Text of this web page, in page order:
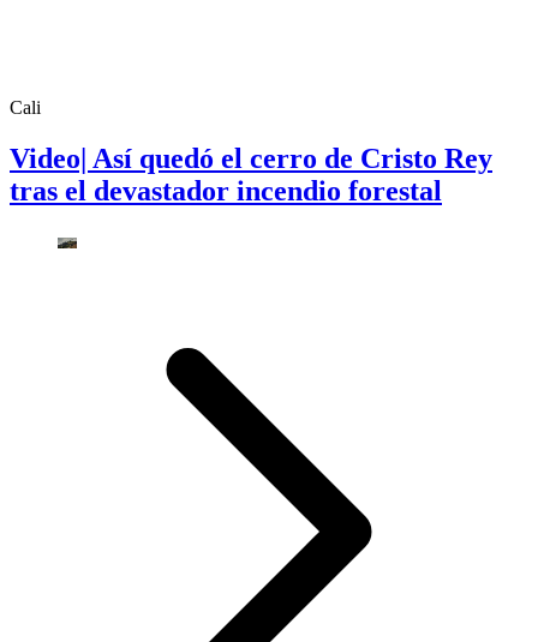
Cali
Video| Así quedó el cerro de Cristo Rey
tras el devastador incendio forestal